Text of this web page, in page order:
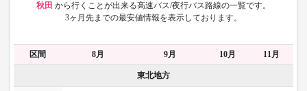
秋田 から行くことが出来る高速バス/夜行バス路線の一覧です。
3ヶ月先までの最安値情報を表示しております。
区間 8月 9月 10月 11月
東北地方